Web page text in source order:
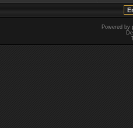
Powered by